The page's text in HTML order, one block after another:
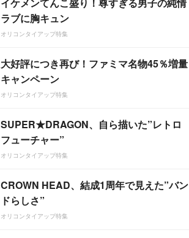
イケメンてんこ盛り！尊すぎる男子の純情
ラブに胸キュン
オリコンタイアップ特集
大好評につき再び！ファミマ名物45％増量
キャンペーン
オリコンタイアップ特集
SUPER★DRAGON、自ら描いた”レトロ
フューチャー”
オリコンタイアップ特集
CROWN HEAD、結成1周年で見えた”バン
ドらしさ”
オリコンタイアップ特集